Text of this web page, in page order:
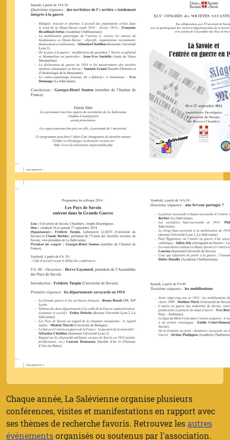
Chaque année, La Salévienne organise plusieurs
conférences, visites et manifestations en rapport avec
ses thèmes de recherche favoris. Retrouvez lesautres
événementsorganisés ou soutenus par l'association.